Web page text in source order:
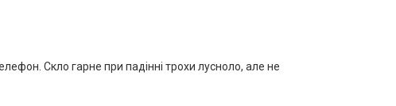
Скло гарне при падінні трохи лусноло, але не